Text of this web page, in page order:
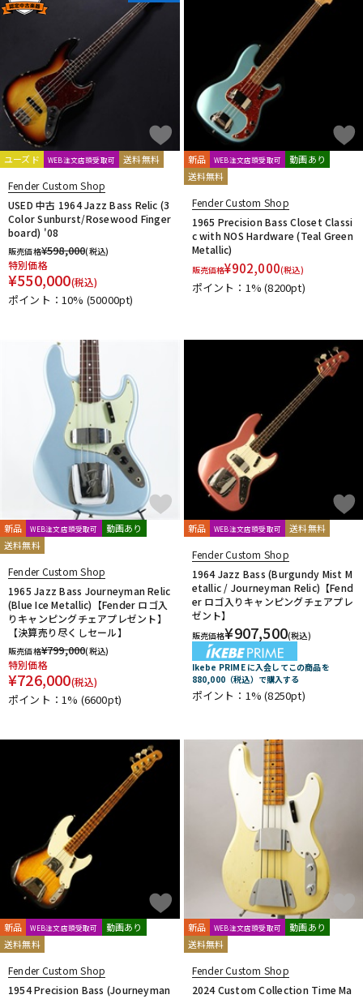
ユーズド WEB注文店頭受取可 送料無料
Fender Custom Shop
USED 中古 1964 Jazz Bass Relic (3
Color Sunburst/Rosewood Finger
board) '08
販売価格¥598,000(税込)
特別価格
¥550,000(税込)
ポイント：10% (50000pt)
新品 WEB注文店頭受取可
動画あり
送料無料
Fender Custom Shop
1965 Precision Bass Closet Classi
c with NOS Hardware (Teal Green
Metallic)
販売価格¥902,000(税込)
ポイント：1%(8200pt)
新品 WEB注文店頭受取可
動画あり
送料無料
Fender Custom Shop
1965 Jazz Bass Journeyman Relic
(Blue Ice Metallic)【Fender ロゴ入
りキャンピングチェアプレゼント】
【決算売り尽くしセール】
販売価格¥799,000(税込)
特別価格
¥726,000(税込)
ポイント：1% (6600pt)
新品 WEB注文店頭受取可 送料無料
Fender Custom Shop
1964 Jazz Bass (Burgundy Mist M
etallic / Journeyman Relic)【Fend
er ロゴ入りキャンピングチェアプレ
ゼント】
販売価格¥907,500(税込)
Ikebe PRIME に入会してこの商品を
880,000（税込）で購入する
ポイント：1%(8250pt)
新品 WEB注文店頭受取可
動画あり
送料無料
Fender Custom Shop
1954 Precision Bass (Journeyman
新品 WEB注文店頭受取可
動画あり
送料無料
Fender Custom Shop
2024 Custom Collection Time Ma